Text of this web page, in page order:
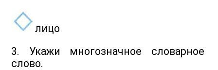
лицо
3. Укажи многозначное словарное
слово.